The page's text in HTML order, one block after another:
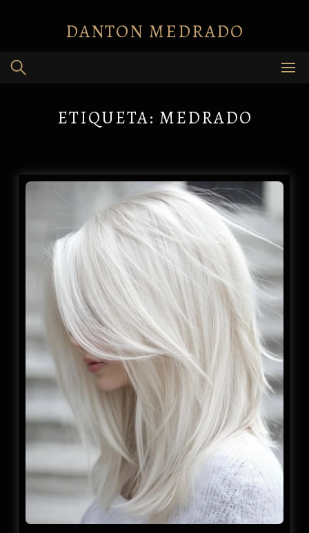
DANTON MEDRADO
ETIQUETA: MEDRADO